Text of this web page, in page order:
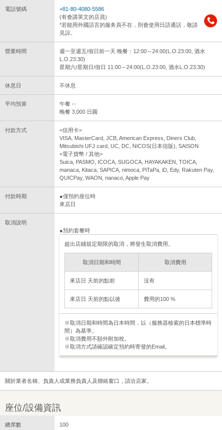
電話號碼
+81-80-4080-5586
(有會講英文的店員)
*若能用外國語言的服务員不在，則會使用日語通話，敬請
見諒。
營業時間
週一至週五/假日前一天 晚餐：12:00～24:00(L.O.23:00, 酒水
L.O.23:30)
星期六/星期日/假日 11:00～24:00(L.O.23:00, 酒水L.O.23:30)
休息日 不休息
平均預算
午餐 --
晚餐 3,000 日圓
付款方式
<信用卡>
VISA, MasterCard, JCB, American Express, Diners Club,
Mitsubishi UFJ card, UC, DC, NICOS(日本信販), SAISON
<電子貨幣 / 其他>
Suica, PASMO, ICOCA, SUGOCA, HAYAKAKEN, TOICA,
manaca, Kitaca, SAPICA, nimoca, PiTaPa, iD, Edy, Rakuten Pay,
QUICPay, WAON, nanaco, Apple Pay
付款時期
●僅預約座位時
來店日
取消說明
●預約套餐時
超出店鋪規定期限的取消，將發生取消費用。
取消日期和時間 取消費用
來店日 天前的點前 沒有
來店日 天前的點以後 費用的100 %
※取消日期和時間為日本時間，以（服務器檢索的日本標準時
間）為基準。
※取消費用不額外附加稅。
※取消方式請確認確定預約時寄發的Email。
關於業者名稱、負責人或業務負責人及聯絡窗口，請洽店家。
座位/設備資訊
總席數 100